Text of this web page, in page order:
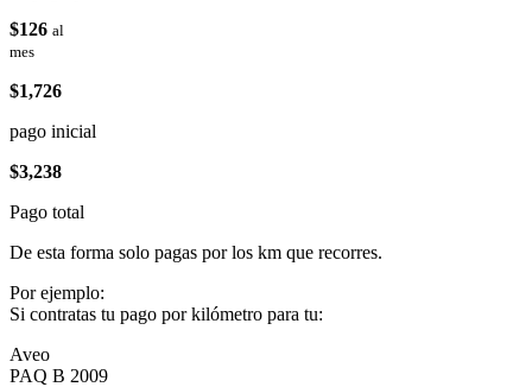
$126 al
mes
$1,726
pago inicial
$3,238
Pago total
De esta forma solo pagas por los km que recorres.
Por ejemplo:
Si contratas tu pago por kilómetro para tu:
Aveo
PAQ B 2009